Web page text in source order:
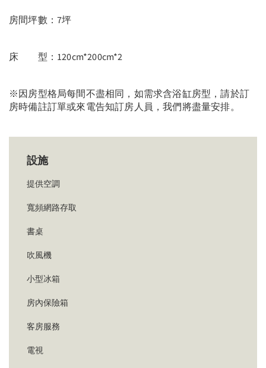
房間坪數：7坪
床 型：120cm*200cm*2
※因房型格局每間不盡相同，如需求含浴缸房型，請於訂
房時備註訂單或來電告知訂房人員，我們將盡量安排。
設施
提供空調
寬頻網路存取
書桌
吹風機
小型冰箱
房內保險箱
客房服務
電視